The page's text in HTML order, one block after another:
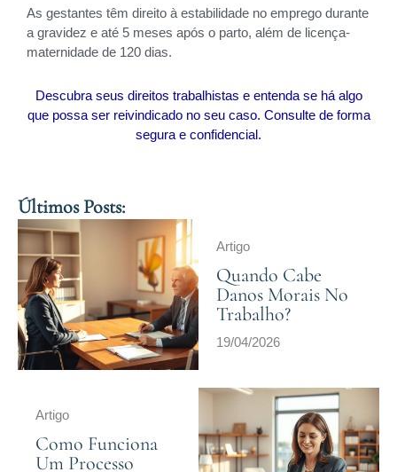
As gestantes têm direito à estabilidade no emprego durante
a gravidez e até 5 meses após o parto, além de licença-
maternidade de 120 dias.
Descubra seus direitos trabalhistas e entenda se há algo
que possa ser reivindicado no seu caso. Consulte de forma
segura e confidencial.
Últimos Posts:
Artigo
Quando Cabe
Danos Morais No
Trabalho?
19/04/2026
Artigo
Como Funciona
Um Processo